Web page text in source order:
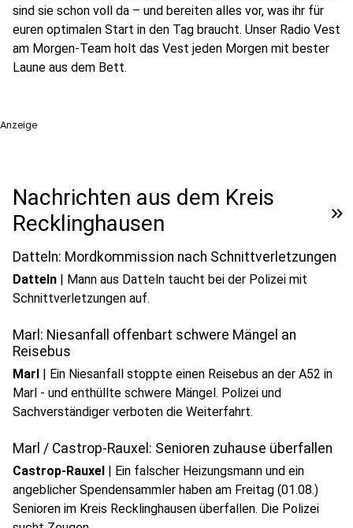
sind sie schon voll da – und bereiten alles vor, was ihr für
euren optimalen Start in den Tag braucht. Unser Radio Vest
am Morgen-Team holt das Vest jeden Morgen mit bester
Laune aus dem Bett.
Anzeige
Nachrichten aus dem Kreis
Recklinghausen
keyboard_double_arrow_right
Datteln: Mordkommission nach Schnittverletzungen
Datteln | Mann aus Datteln taucht bei der Polizei mit
Schnittverletzungen auf.
Marl: Niesanfall offenbart schwere Mängel an
Reisebus
Marl | Ein Niesanfall stoppte einen Reisebus an der A52 in
Marl - und enthüllte schwere Mängel. Polizei und
Sachverständiger verboten die Weiterfahrt.
Marl / Castrop-Rauxel: Senioren zuhause überfallen
Castrop-Rauxel | Ein falscher Heizungsmann und ein
angeblicher Spendensammler haben am Freitag (01.08.)
Senioren im Kreis Recklinghausen überfallen. Die Polizei